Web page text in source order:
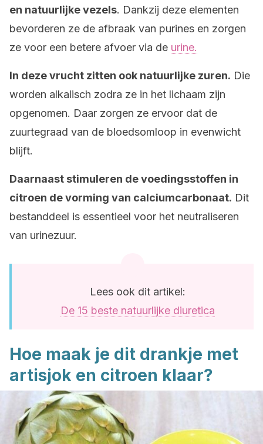
en natuurlijke vezels. Dankzij deze elementen
bevorderen ze de afbraak van purines en zorgen
ze voor een betere afvoer via de urine.
In deze vrucht zitten ook natuurlijke zuren. Die
worden alkalisch zodra ze in het lichaam zijn
opgenomen. Daar zorgen ze ervoor dat de
zuurtegraad van de bloedsomloop in evenwicht
blijft.
Daarnaast stimuleren de voedingsstoffen in
citroen de vorming van calciumcarbonaat. Dit
bestanddeel is essentieel voor het neutraliseren
van urinezuur.
Lees ook dit artikel:
De 15 beste natuurlijke diuretica
Hoe maak je dit drankje met
artisjok en citroen klaar?